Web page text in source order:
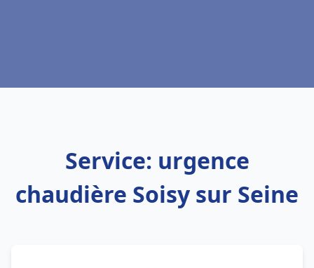
Service: urgence
chaudière Soisy sur Seine